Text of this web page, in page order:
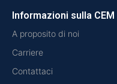
Informazioni sulla CEM
A proposito di noi
Carriere
Contattaci